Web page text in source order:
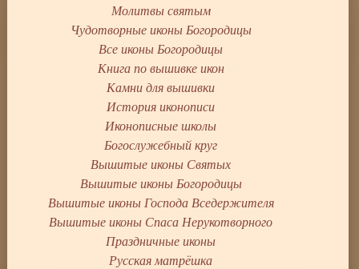
Молитвы святым
Чудотворные иконы Богородицы
Все иконы Богородицы
Книга по вышивке икон
Камни для вышивки
История иконописи
Иконописные школы
Богослужебный круг
Вышитые иконы Святых
Вышитые иконы Богородицы
Вышитые иконы Господа Вседержителя
Вышитые иконы Спаса Нерукотворного
Праздничные иконы
Русская матрёшка